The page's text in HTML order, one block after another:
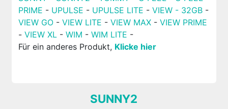
PRIME - UPULSE - UPULSE LITE - VIEW - 32GB-
VIEW GO- VIEW LITE - VIEW MAX- VIEW PRIME
- VIEW XL- WIM - WIM LITE -
Für ein anderes Produkt, Klicke hier
SUNNY2